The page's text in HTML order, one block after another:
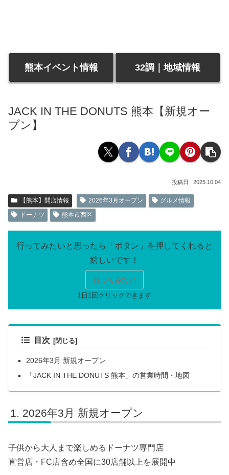
熊本イベント情報 32調｜地域情報
JACK IN THE DONUTS 熊本【新規オー
プン】
2025.10.04
【熊本】開店情報 2026年3月オープン
グルメ情報
ドーナツ
熊本市西区
行ってみたい
目次
2026年3月 新規オープン
「JACK IN THE DONUTS 熊本」の営業時間・地図
2026年3月 新規オープン
子供から大人まで楽しめるドーナツ専門店
直営店・FC店含め全国に30店舗以上を展開中